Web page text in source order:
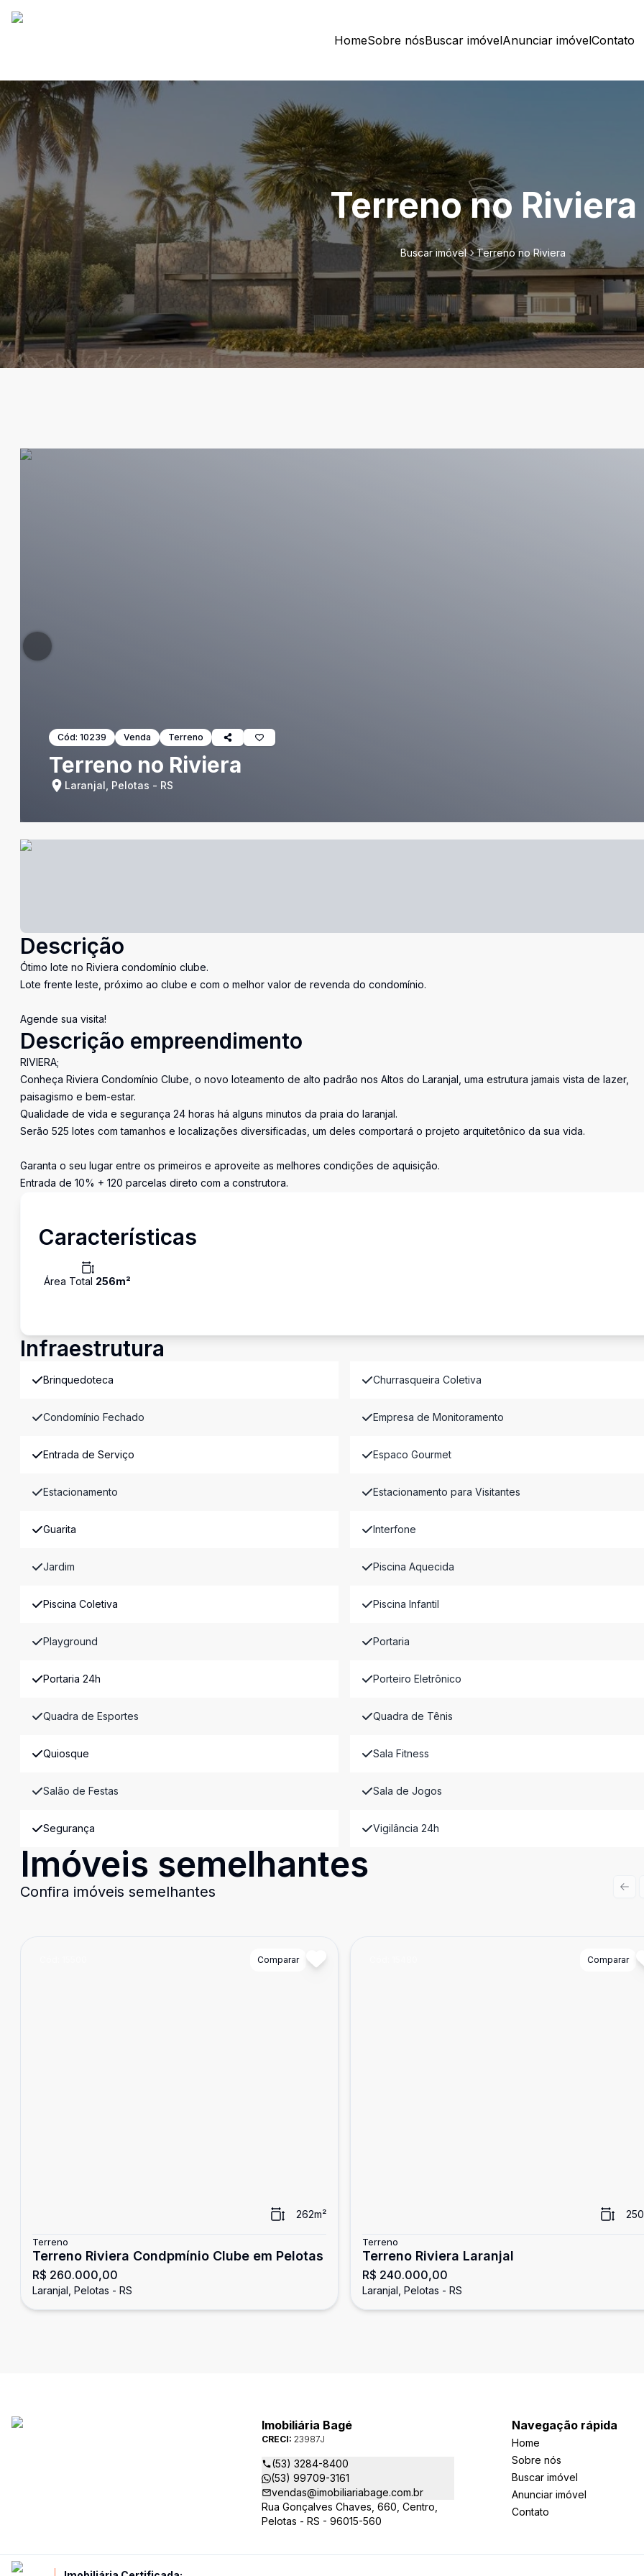
HomeSobre nósBuscar imóvelAnunciar imóvelContato
Terreno no Riviera
Buscar imóvel Terreno no Riviera
Cód: 10239 Venda Terreno
Terreno no Riviera
Laranjal, Pelotas - RS
Descrição
Ótimo lote no Riviera condomínio clube.
Lote frente leste, próximo ao clube e com o melhor valor de revenda do condomínio.
Agende sua visita!
Descrição empreendimento
RIVIERA;
Conheça Riviera Condomínio Clube, o novo loteamento de alto padrão nos Altos do Laranjal, uma estrutura jamais vista de lazer,
paisagismo e bem-estar.
Qualidade de vida e segurança 24 horas há alguns minutos da praia do laranjal.
Serão 525 lotes com tamanhos e localizações diversificadas, um deles comportará o projeto arquitetônico da sua vida.
Garanta o seu lugar entre os primeiros e aproveite as melhores condições de aquisição.
Entrada de 10% + 120 parcelas direto com a construtora.
Características
Área Total 256m²
Infraestrutura
Brinquedoteca Churrasqueira Coletiva
Condomínio Fechado Empresa de Monitoramento
Entrada de Serviço Espaco Gourmet
Estacionamento Estacionamento para Visitantes
Guarita Interfone
Jardim Piscina Aquecida
Piscina Coletiva Piscina Infantil
Playground Portaria
Portaria 24h Porteiro Eletrônico
Quadra de Esportes Quadra de Tênis
Quiosque Sala Fitness
Salão de Festas Sala de Jogos
Segurança Vigilância 24h
Imóveis semelhantes
Confira imóveis semelhantes
Comparar
262m²
Terreno
Terreno Riviera Condpmínio Clube em Pelotas
R$ 260.000,00
Laranjal, Pelotas - RS
Comparar
250
Terreno
Terreno Riviera Laranjal
R$ 240.000,00
Laranjal, Pelotas - RS
Imobiliária Bagé
CRECI: 23987J
(53) 3284-8400
(53) 99709-3161
vendas@imobiliariabage.com.br
Rua Gonçalves Chaves, 660, Centro,
Pelotas - RS - 96015-560
Navegação rápida
Home
Sobre nós
Buscar imóvel
Anunciar imóvel
Contato